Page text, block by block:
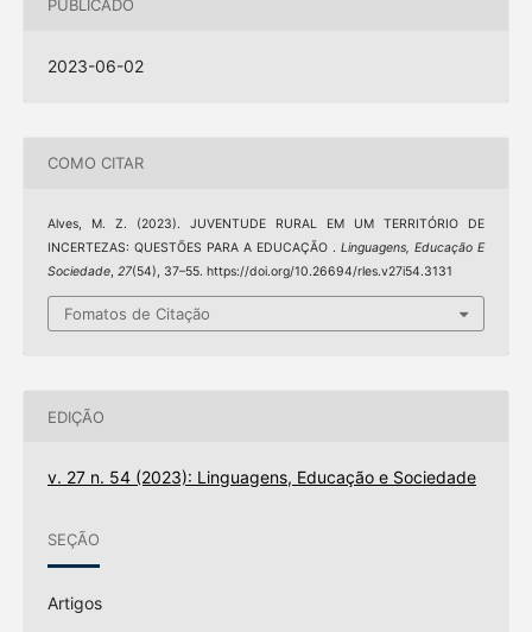
PUBLICADO
2023-06-02
COMO CITAR
Alves, M. Z. (2023). JUVENTUDE RURAL EM UM TERRITÓRIO DE
INCERTEZAS: QUESTÕES PARA A EDUCAÇÃO .Linguagens, Educação E
Sociedade, 27(54), 37–55. https://doi.org/10.26694/rles.v27i54.3131
Fomatos de Citação
EDIÇÃO
v. 27 n. 54 (2023): Linguagens, Educação e Sociedade
SEÇÃO
Artigos